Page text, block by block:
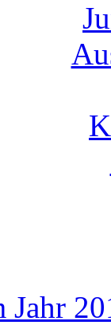
Jahr